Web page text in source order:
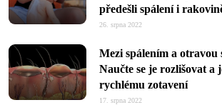
předešli spálení i
26. srpna 2022
Mezi spálením a otravou
Naučte se je rozlišovat a
rychlému zotavení
17. srpna 2022